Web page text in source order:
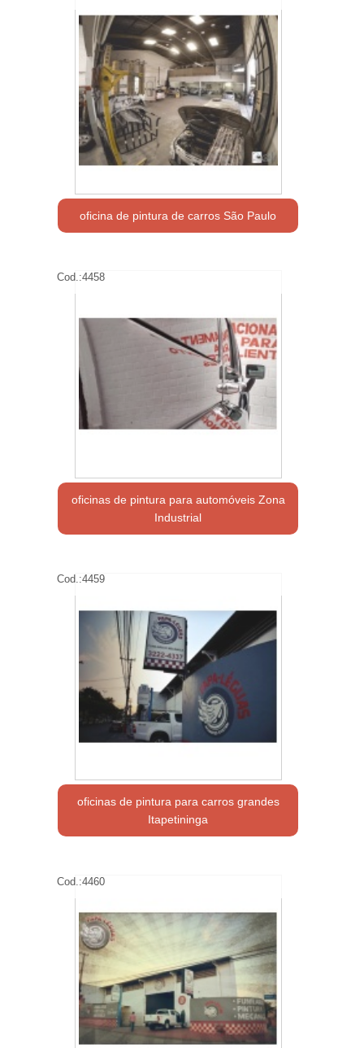
oficina de pintura de carros São Paulo
Cod.:4458
oficinas de pintura para automóveis Zona
Industrial
Cod.:4459
oficinas de pintura para carros grandes
Itapetininga
Cod.:4460